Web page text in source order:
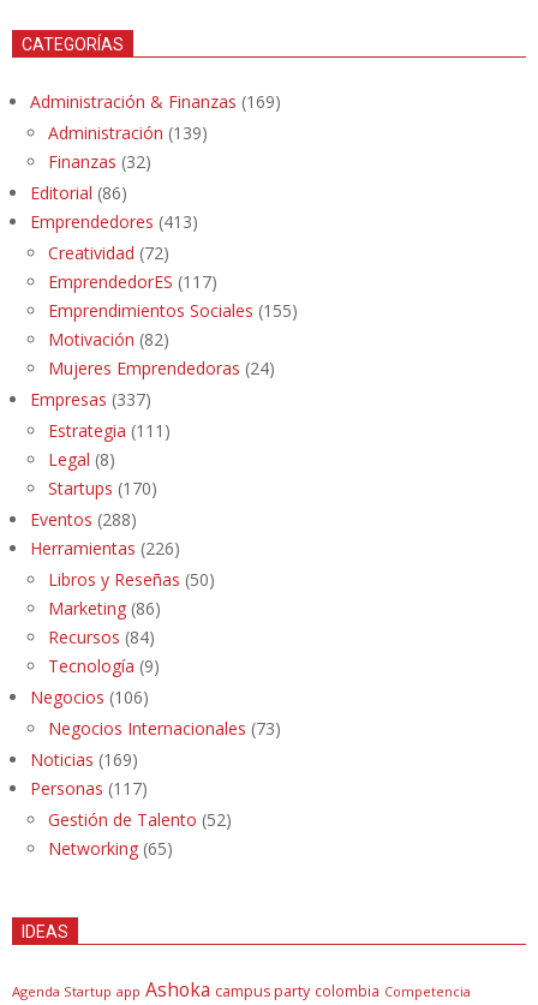
CATEGORÍAS
Administración & Finanzas (169)
Administración (139)
Finanzas (32)
Editorial (86)
Emprendedores (413)
Creatividad (72)
EmprendedorES (117)
Emprendimientos Sociales (155)
Motivación (82)
Mujeres Emprendedoras (24)
Empresas (337)
Estrategia (111)
Legal (8)
Startups (170)
Eventos (288)
Herramientas (226)
Libros y Reseñas (50)
Marketing (86)
Recursos (84)
Tecnología (9)
Negocios (106)
Negocios Internacionales (73)
Noticias (169)
Personas (117)
Gestión de Talento (52)
Networking (65)
IDEAS
Agenda Startup app Ashoka campus party colombia Competencia